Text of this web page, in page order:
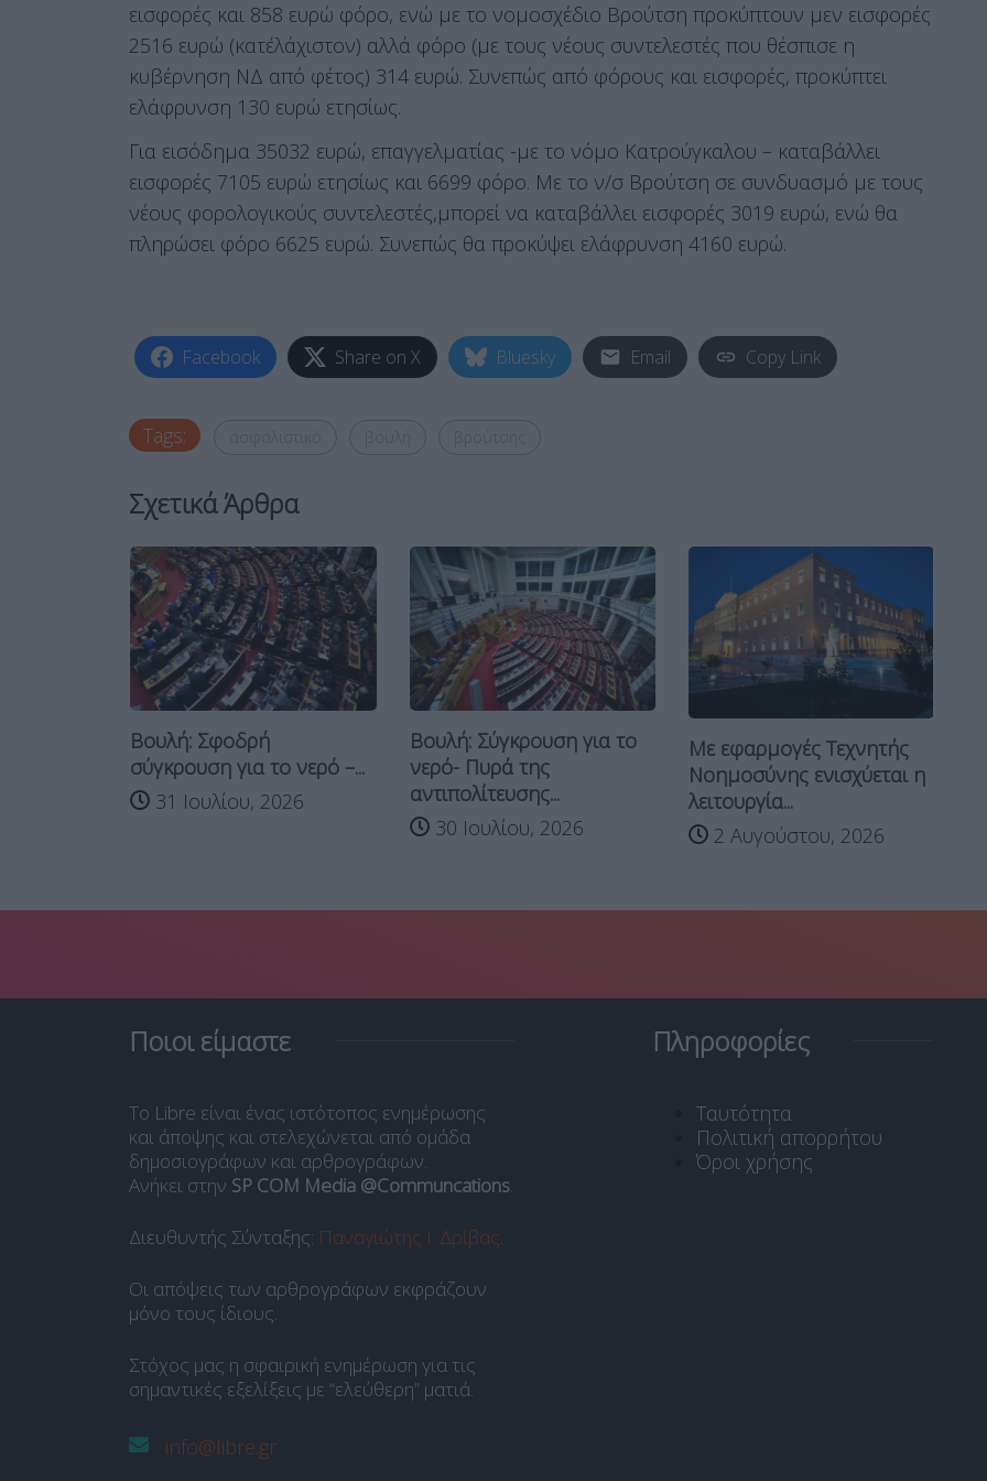
εισφορές και 858 ευρώ φόρο, ενώ με το νομοσχέδιο Βρούτση προκύπτουν μεν εισφορές
2516 ευρώ (κατ΄ελάχιστον) αλλά φόρο (με τους νέους συντελεστές που θέσπισε η
κυβέρνηση ΝΔ από φέτος) 314 ευρώ. Συνεπώς από φόρους και εισφορές, προκύπτει
ελάφρυνση 130 ευρώ ετησίως.
Για εισόδημα 35032 ευρώ, επαγγελματίας -με το νόμο Κατρούγκαλου – καταβάλλει
εισφορές 7105 ευρώ ετησίως και 6699 φόρο. Με το ν/σ Βρούτση σε συνδυασμό με τους
νέους φορολογικούς συντελεστές,μπορεί να καταβάλλει εισφορές 3019 ευρώ, ενώ θα
πληρώσει φόρο 6625 ευρώ. Συνεπώς θα προκύψει ελάφρυνση 4160 ευρώ.
Facebook Share on X Bluesky Email Copy Link
Tags:
Σχετικά Άρθρα
Βουλή: Σφοδρή
σύγκρουση για το νερό –...
31 Ιουλίου, 2026
Βουλή: Σύγκρουση για το
νερό- Πυρά της
αντιπολίτευσης...
30 Ιουλίου, 2026
Με εφαρμογές Τεχνητής
Νοημοσύνης ενισχύεται η
λειτουργία...
2 Αυγούστου, 2026
Ποιοι είμαστε
Το Libre είναι ένας ιστότοπος ενημέρωσης
και άποψης και στελεχώνεται από ομάδα
δημοσιογράφων και αρθρογράφων.
Ανήκει στην SP COM Media @Communcations.
Διευθυντής Σύνταξης: Παναγιώτης Ι. Δρίβας.
Οι απόψεις των αρθρογράφων εκφράζουν
μόνο τους ίδιους.
Στόχος μας η σφαιρική ενημέρωση για τις
σημαντικές εξελίξεις με “ελεύθερη” ματιά.
info@libre.gr
Πληροφορίες
Ταυτότητα
Πολιτική απορρήτου
Όροι χρήσης